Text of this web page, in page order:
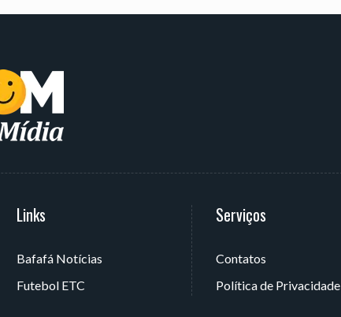
Links
Bafafá Notícias
Futebol ETC
Serviços
Contatos
Política de Privacidade
Serviços
Av. Rui Barbosa, 405 - Torre, João Pessoa - PB, Brasil